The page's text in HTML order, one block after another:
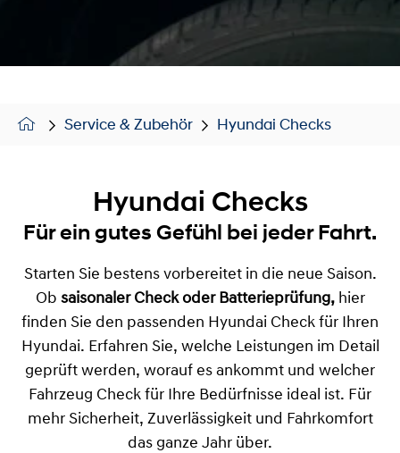
Service & Zubehör Hyundai Checks
Hyundai Checks
Für ein gutes Gefühl bei jeder Fahrt.
Starten Sie bestens vorbereitet in die neue Saison.
Ob saisonaler Check oder Batterieprüfung,hier
finden Sie den passenden Hyundai Check für Ihren
Hyundai. Erfahren Sie, welche Leistungen im Detail
geprüft werden, worauf es ankommt und welcher
Fahrzeug Check für Ihre Bedürfnisse ideal ist. Für
mehr Sicherheit, Zuverlässigkeit und Fahrkomfort
das ganze Jahr über.